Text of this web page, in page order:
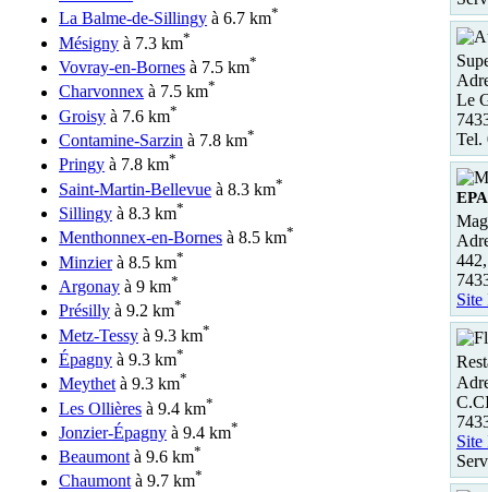
La Balme-de-Sillingy à 6.7 km*
Mésigny à 7.3 km*
Vovray-en-Bornes à 7.5 km*
Charvonnex à 7.5 km*
Groisy à 7.6 km*
Contamine-Sarzin à 7.8 km*
Pringy à 7.8 km*
Saint-Martin-Bellevue à 8.3 km*
Sillingy à 8.3 km*
Menthonnex-en-Bornes à 8.5 km*
Minzierà 8.5 km*
Argonay à 9 km*
Présilly à 9.2 km*
Metz-Tessy à 9.3 km*
Épagny à 9.3 km*
Meythetà 9.3 km*
Les Ollières à 9.4 km*
Jonzier-Épagny à 9.4 km*
Beaumontà 9.6 km*
Chaumontà 9.7 km*
Le
Tel.
Site
Site